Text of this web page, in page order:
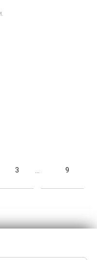
3 … 9